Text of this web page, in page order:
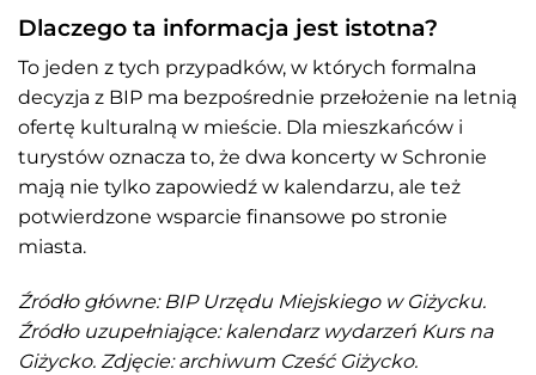
Dlaczego ta informacja jest istotna?
To jeden z tych przypadków, w których formalna
decyzja z BIP ma bezpośrednie przełożenie na letnią
ofertę kulturalną w mieście. Dla mieszkańców i
turystów oznacza to, że dwa koncerty w Schronie
mają nie tylko zapowiedź w kalendarzu, ale też
potwierdzone wsparcie finansowe po stronie
miasta.
Źródło główne: BIP Urzędu Miejskiego w Giżycku.
Źródło uzupełniające: kalendarz wydarzeń Kurs na
Giżycko. Zdjęcie: archiwum Cześć Giżycko.